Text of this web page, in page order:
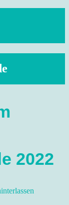
Sachsen,
2022